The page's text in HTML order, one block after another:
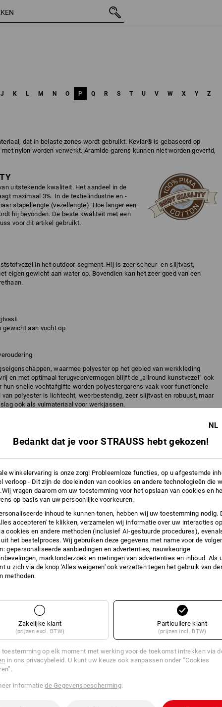
J K L M N O P Q R S T U V W X Y Z
dat in belaste zones wordt gebruikt. Kevlar® is gebaseerd op
nylon worden verwerkt. Aramide-garens kunnen niet worden geverfd,
uitstekende kwaliteit. Het aandeel in de
maximaal 3%. In de textielindustrie en -
stapellengte (vezellengte). Hoe langer een
hij bevonden. De beste kwaliteit met een
voor dit artikel gebruikt.
in het outdoor-segment. Hij is zeer scheur- en slijtvast,
eigen gewicht aan water op. Bovendien kan het zeer goed van een
gewicht aan vocht op
waarmee polyester op het gebied van werkkleding
en met optimaal terugveervermogen blijft de „allround kunstvezel“ ook
hun snelle vochtafgifte worden polyestergarens vaak voor functionele
van polyester is lichtecht, weerbestendig, zeer slijtvast en robuust, maar
ook als vulmateriaal voor werkjassen.
dan andere natuurlijke of synthetische vezels. Daardoor heeft
polyestervezels.
voor de vervaardiging van functioneel ondergoed.
waterdichte coatings. Het behoudt zijn eigenschappen langdurig, de
ook bij koude flexibel. Bij schoenen wordt polyurethaan als vormvast,
coating op leer gebruikt.
zijn eigenschappen (bestand tegen de meeste chemicaliën, moeilijk
goede warmte-isolator) lange tijd op velerlei gebied werd toegepast,
textielvezels.
en katoen, met een hoger aandeel aan polyester. Doel van de
van de positieve eigenschappen van de grondstoffen. Voor
katoen en polyester gebruikt. Dit voorkeursmengsel combineert de
sterke, comfortabele en gemakkelijk te verzorgen stof. Het voordeel
in de duurzaamheid en de gemakkelijke verzorging van het
heeft
Zelfs onder de meest
producten u
microfibre-structuur
te besparen.
NL
Bedankt dat je voor STRAUSS hebt gekozen!
winkelervaring is onze zorg! Probleemloze functies, op u afgestemde
verloop - Dit zijn de doeleinden van cookies en andere technologieën die
vragen daarom om uw toestemming voor het opslaan van cookies en
op basis van uw persoonlijke voorkeuren.
inhoud te kunnen tonen, hebben wij uw toestemming nodig.
accepteren' te klikken, verzamelen wij informatie over uw interacties
cookies en andere methoden (inclusief AI-gestuurde procedures),
het bestelproces. Wij gebruiken deze gegevens met name voor de
gepersonaliseerde aanbiedingen en advertenties, nauwkeurige
marktonderzoek en metingen van advertenties en inhoud. Als
u zich via de knop 'Alles weigeren' ook verzetten tegen het gebruik van
methoden.
Zakelijke klant
(prijzen excl. BTW)
Particuliere klant
(prijzen incl. BTW)
toestemming op elk moment met werking voor de toekomst intrekken via
in ons privacybeleid. U kunt uw keuze ook aanpassen onder “Cookies
informatiede Gegevensbescherming.